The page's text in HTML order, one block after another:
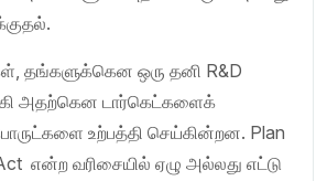
தங்களுக்கென ஒரு தனி R&D
அதற்கென டார்கெட்களைக்
உற்பத்தி செய்கின்றன. Plan
என்ற வரிசையில் ஏழு அல்லது எட்டு